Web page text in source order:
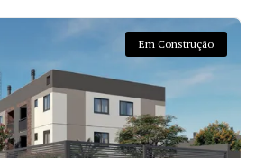
Em Construção